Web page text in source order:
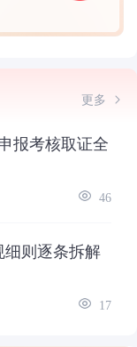
更多
报考核取证全
46
细则逐条拆解
17